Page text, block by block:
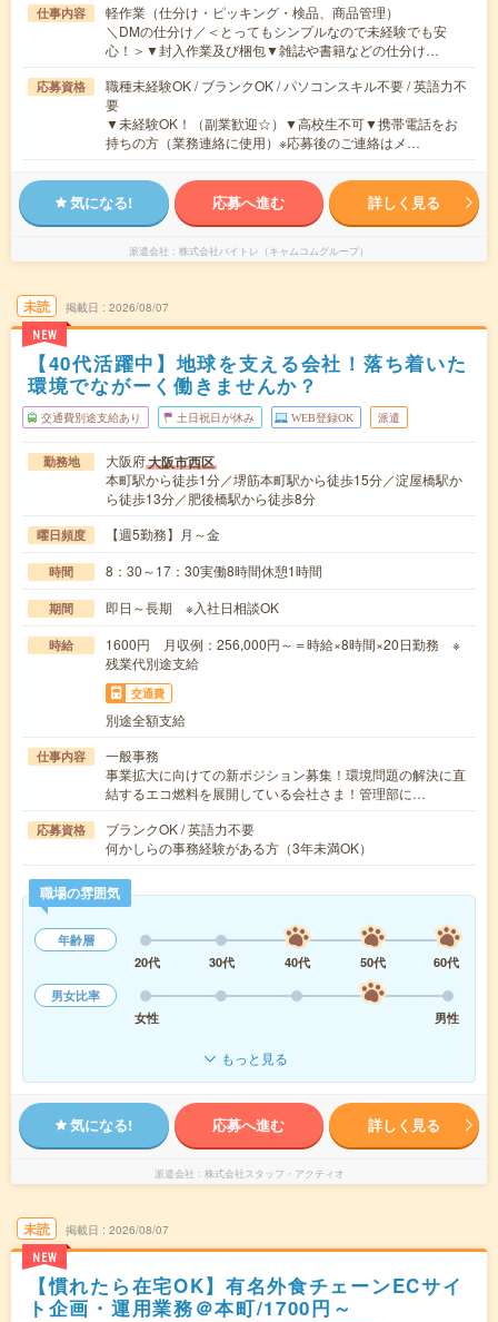
仕事内容
軽作業（仕分け・ピッキング・検品、商品管理）
＼DMの仕分け／＜とってもシンプルなので未経験でも安
心！＞▼封入作業及び梱包▼雑誌や書籍などの仕分け…
応募資格
職種未経験OK / ブランクOK / パソコンスキル不要 / 英語力不
要
▼未経験OK！（副業歓迎☆）▼高校生不可▼携帯電話をお
持ちの方（業務連絡に使用）※応募後のご連絡はメ…
気になる! 応募へ進む 詳しく見る
派遣会社 株式会社バイトレ（キャムコムグループ）
未読
NEW
掲載日 2026/08/07
【40代活躍中】地球を支える会社！落ち着いた
環境でながーく働きませんか？
交通費別途支給あり 土日祝日が休み WEB登録OK 派遣
勤務地 大阪府大阪市西区
本町駅から徒歩1分／堺筋本町駅から徒歩15分／淀屋橋駅か
ら徒歩13分／肥後橋駅から徒歩8分
曜日頻度 【週5勤務】月～金
時間 8：30～17：30実働8時間休憩1時間
期間 即日～長期 ※入社日相談OK
時給
1600円 月収例：256,000円～＝時給×8時間×20日勤務 ※
残業代別途支給
交通費
別途全額支給
仕事内容
一般事務
事業拡大に向けての新ポジション募集！環境問題の解決に直
結するエコ燃料を展開している会社さま！管理部に…
応募資格
ブランクOK / 英語力不要
何かしらの事務経験がある方（3年未満OK）
職場の雰囲気
年齢層
20代
30代 40代 50代
60代
男女比率
女性
男性
もっと見る
気になる! 応募へ進む 詳しく見る
派遣会社 株式会社スタッフ・アクティオ
未読
NEW
掲載日 2026/08/07
【慣れたら在宅OK】有名外食チェーンECサイ
ト企画・運用業務＠本町/1700円～